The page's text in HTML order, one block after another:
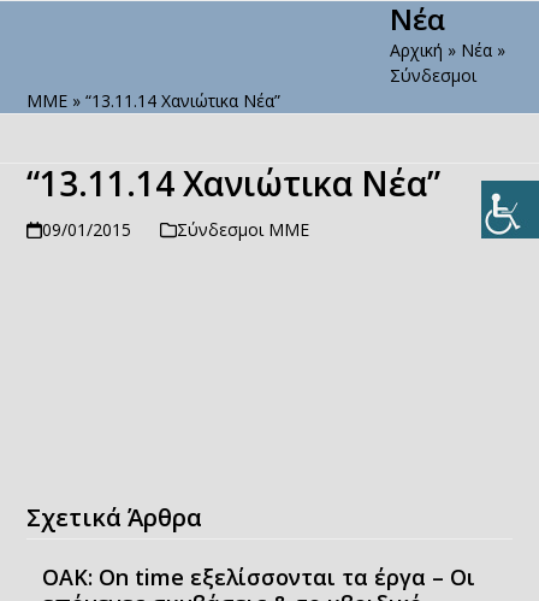
menu
menu
Νέα
Αρχική » Νέα»
Σύνδεσμοι
ΜΜΕ »“13.11.14 Χανιώτικα Νέα”
“13.11.14 Χανιώτικα Νέα”
09/01/2015 Σύνδεσμοι ΜΜΕ
Σχετικά Άρθρα
OAK: On time εξελίσσονται τα έργα – Οι